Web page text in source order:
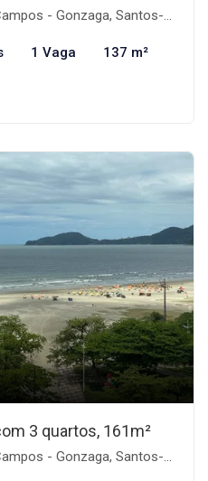
- Gonzaga, Santos-SP
1 Vaga 137 m²
3 quartos, 161m²
- Gonzaga, Santos-SP